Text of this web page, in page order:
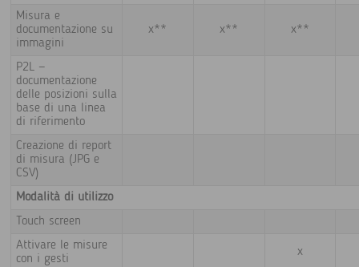
Misura e
documentazione su
immagini
x** x** x**
P2L —
documentazione
delle posizioni sulla
base di una linea
di riferimento
Creazione di report
di misura (JPG e
CSV)
Modalità di utilizzo
Touch screen
Attivare le misure
con i gesti
x